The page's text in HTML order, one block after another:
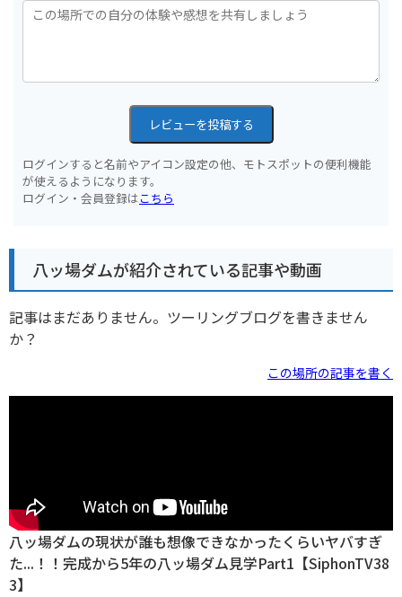
レビューを投稿する
ログインすると名前やアイコン設定の他、モトスポットの便利機能
が使えるようになります。
ログイン・会員登録はこちら
八ッ場ダムが紹介されている記事や動画
記事はまだありません。ツーリングブログを書きません
か？
この場所の記事を書く
八ッ場ダムの現状が誰も想像できなかったくらいヤバすぎ
た...！！完成から5年の八ッ場ダム見学Part1【SiphonTV38
3】